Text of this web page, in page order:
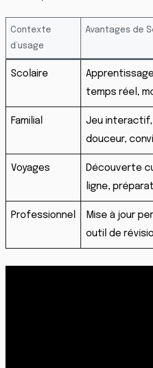
Contexte
d’usage
Avantages de
Scolaire
temps réel,
Familial
Jeu
douceur,
Voyages
Découverte
ligne,
Professionnel
Mise à jour
outil de